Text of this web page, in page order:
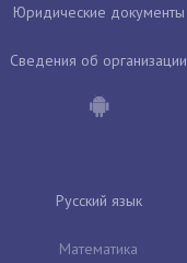
Юридические документы
Сведения об организации
Русский язык
Математика